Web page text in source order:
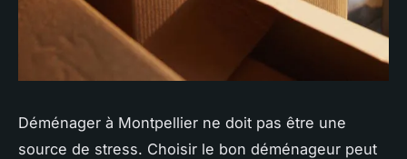
Déménager à Montpellier ne doit pas être une
source de stress. Choisir le bon déménageur peut